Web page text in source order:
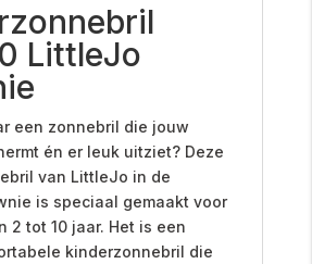
LittleJo
een zonnebril die jouw
én er leuk uitziet? Deze
van LittleJo in de
is speciaal gemaakt voor
2 tot 10 jaar. Het is een
kinderzonnebril die